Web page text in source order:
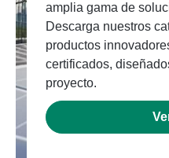
amplia gama de
Descarga nuestros
productos
certificados,
proyecto.